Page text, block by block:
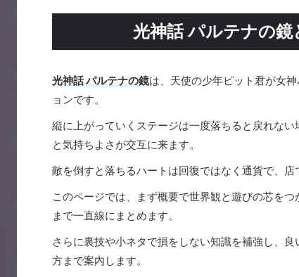
光神話 パルテナの鏡
光神話 パルテナの鏡は、天使の少年ピット君が女
ョンです。
縦に上がっていくステージは一度落ちると戻れな
と気持ちよさが交互に来ます。
敵を倒すと落ちるハートは回復ではなく通貨で、
このページでは、まず概要で世界観と遊びの芯を
まで一直線にまとめます。
さらに裏技や小ネタで損をしない知識を補強し、
方まで案内します。